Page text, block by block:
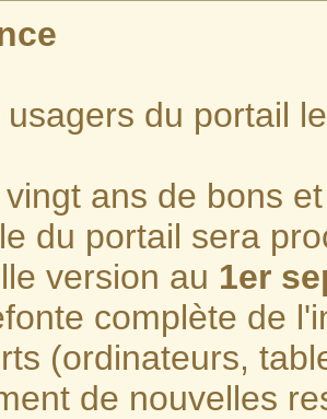
usagers du portail
ans de bons
du portail sera
version au 1er
complète de
(ordinateurs,
de nouvelles